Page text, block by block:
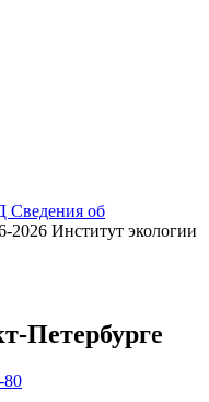
Сведения об
2026 Институт экологии
Петербурге
80